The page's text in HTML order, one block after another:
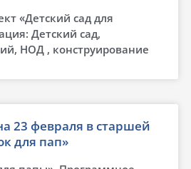
«Детский сад для
Детский сад,
НОД , конструирование
23 февраля в старшей
для пап»